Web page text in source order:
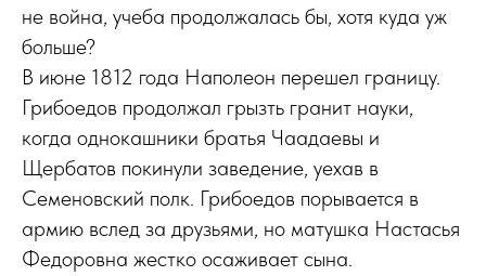
не война, учеба продолжалась бы, хотя куда уж
больше?
В июне 1812 года Наполеон перешел границу.
Грибоедов продолжал грызть гранит науки,
когда однокашники братья Чаадаевы и
Щербатов покинули заведение, уехав в
Семеновский полк. Грибоедов порывается в
армию вслед за друзьями, но матушка Настасья
Федоровна жестко осаживает сына.